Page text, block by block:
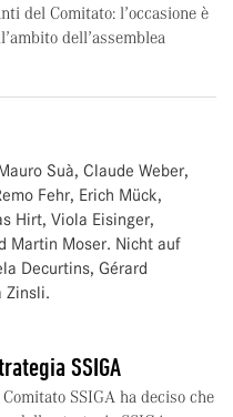
del Comitato: l’occasione è
dell’assemblea
SSIGA
SSIGA ha deciso che